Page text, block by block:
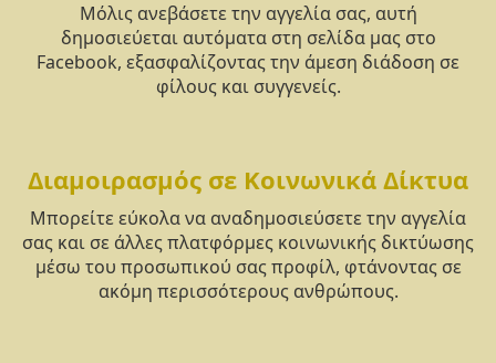
Μόλις ανεβάσετε την αγγελία σας, αυτή
δημοσιεύεται αυτόματα στη σελίδα μας στο
Facebook, εξασφαλίζοντας την άμεση διάδοση σε
φίλους και συγγενείς.
Διαμοιρασμός σε Κοινωνικά Δίκτυα
Μπορείτε εύκολα να αναδημοσιεύσετε την αγγελία
σας και σε άλλες πλατφόρμες κοινωνικής δικτύωσης
μέσω του προσωπικού σας προφίλ, φτάνοντας σε
ακόμη περισσότερους ανθρώπους.